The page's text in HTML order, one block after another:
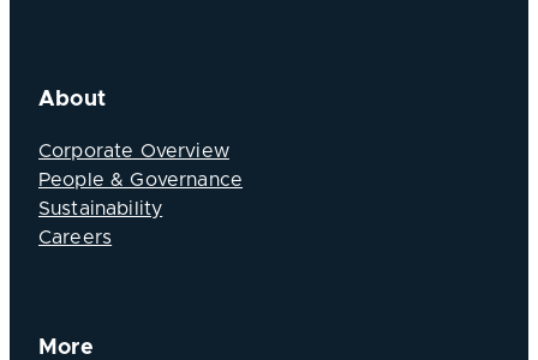
About
Corporate Overview
People & Governance
Sustainability
Careers
More